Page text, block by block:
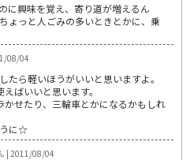
に興味を覚え、寄り道が増えるん
ょっと人ごみの多いときとかに、乗
08/04
たら軽いほうがいいと思いますよ。
ばいいと思います。
かせたり、三輪車とかになるかもしれ
うに☆
| 2011/08/04